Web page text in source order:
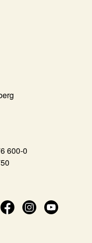
600-0